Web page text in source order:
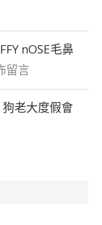
nOSE毛鼻
留言
老大度假會